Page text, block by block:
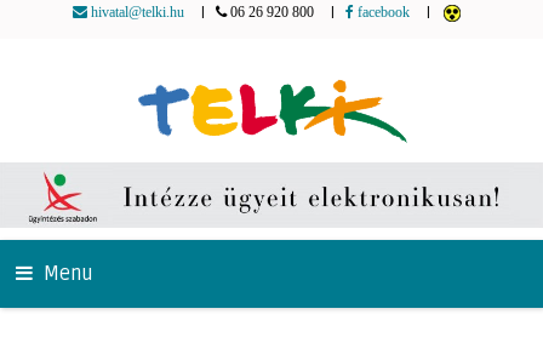
hivatal@telki.hu 06 26 920 800 facebook
Menu